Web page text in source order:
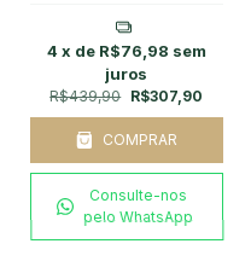
R$439,90 R$307,90
4x de R$76,98 sem
juros
COMPRAR
Consulte-nos
pelo WhatsApp